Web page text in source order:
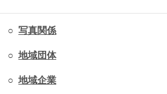
○ 写真関係
○ 地域団体
○ 地域企業